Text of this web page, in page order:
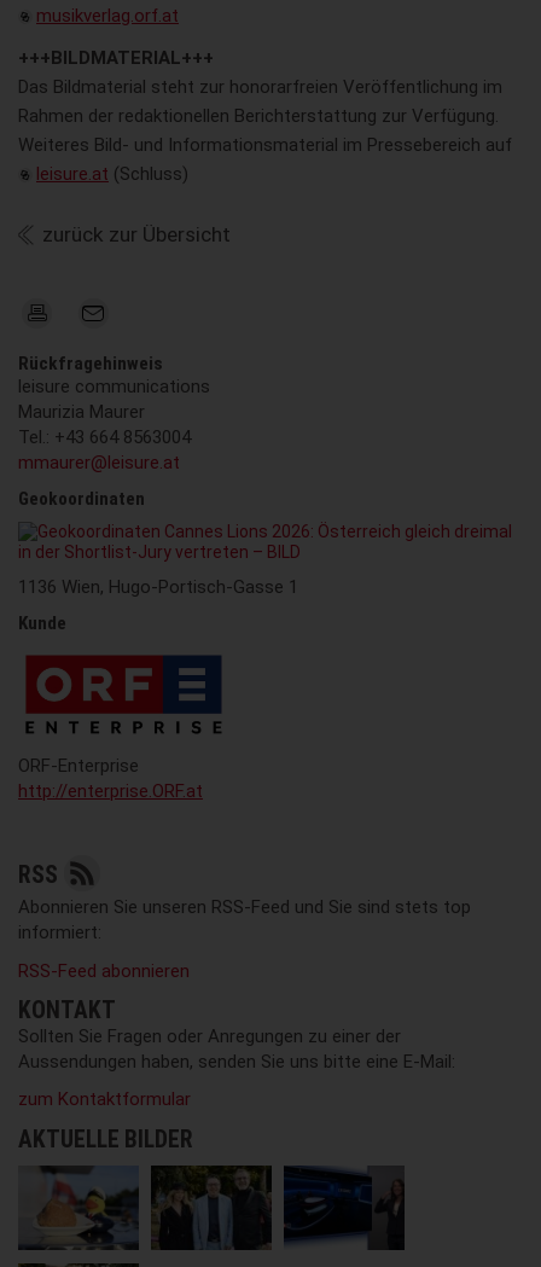
musikverlag.orf.at
+++BILDMATERIAL+++
Das Bildmaterial steht zur honorarfreien Veröffentlichung im
Rahmen der redaktionellen Berichterstattung zur Verfügung.
Weiteres Bild- und Informationsmaterial im Pressebereich auf
leisure.at (Schluss)
zurück zur Übersicht
Rückfragehinweis
leisure communications
Maurizia Maurer
Tel.: +43 664 8563004
mmaurer@leisure.at
Geokoordinaten
1136 Wien, Hugo-Portisch-Gasse 1
Kunde
ORF-Enterprise
http://enterprise.ORF.at
RSS
Abonnieren Sie unseren RSS-Feed und Sie sind stets top
informiert:
RSS-Feed abonnieren
KONTAKT
Sollten Sie Fragen oder Anregungen zu einer der
Aussendungen haben, senden Sie uns bitte eine E-Mail:
zum Kontaktformular
AKTUELLE BILDER